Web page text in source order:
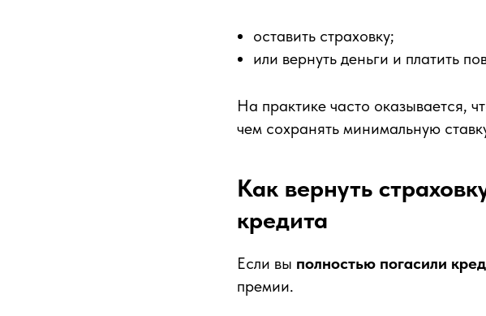
оставить страховку;
или вернуть деньги и платить
На практике часто оказывается,
чем сохранять минимальную
Как вернуть
кредита
Если вы полностью погасили
премии.